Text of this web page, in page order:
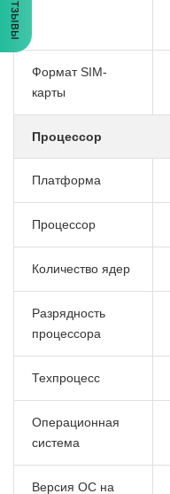
Формат SIM-
карты
Процессор
Платформа
Процессор
Количество ядер
Разрядность
процессора
Техпроцесс
Операционная
система
Версия ОС на
Отзывы